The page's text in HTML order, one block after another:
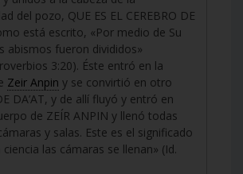
del pozo, QUE ES EL CEREBRO DE
está escrito, «Por medio de Su
abismos fueron divididos»
3:20). Éste entró en la
Zeir Anpin y se convirtió en otro
DA’AT, y de allí fluyó y entró en
de ZEÍR ANPIN y llenó todas
y salas. Este es el significado
ciencia las cámaras se llenan» (Id.